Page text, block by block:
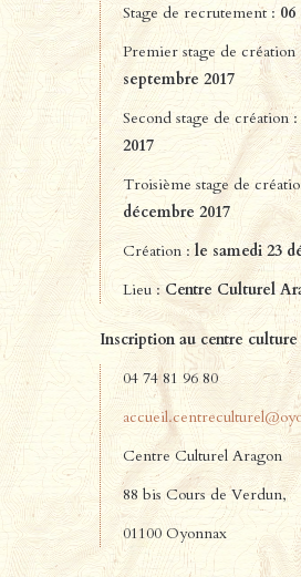
Stage de recrutement :
Premier stage de création
septembre 2017
Second stage de création :
2017
Troisième stage de
décembre 2017
Création : le samedi 23
Lieu : Centre Culturel
Inscription au centre
04 74 81 96 80
Centre Culturel Aragon
88 bis Cours de Verdun,
01100 Oyonnax